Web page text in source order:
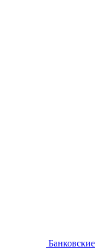
Банковские